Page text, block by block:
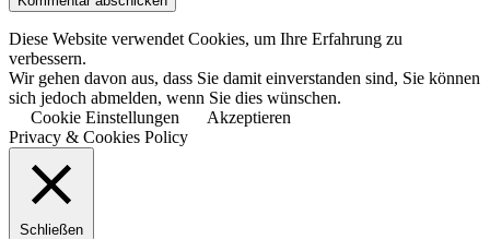
Diese Website verwendet Cookies, um Ihre Erfahrung zu
verbessern.
Wir gehen davon aus, dass Sie damit einverstanden sind, Sie können
sich jedoch abmelden, wenn Sie dies wünschen.
Cookie Einstellungen
Akzeptieren
Privacy & Cookies Policy
Schließen